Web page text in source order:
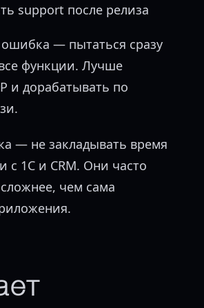
support после релиза
ошибка — пытаться сразу
функции. Лучше
и дорабатывать по
— не закладывать время
с 1С и CRM. Они часто
чем сама